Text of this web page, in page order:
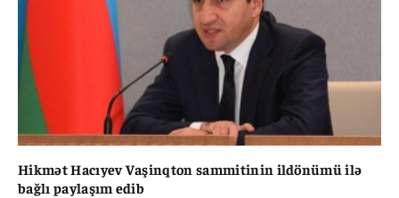
Hikmət Hacıyev Vaşinqton sammitinin ildönümü ilə
bağlı paylaşım edib